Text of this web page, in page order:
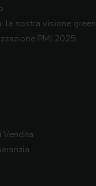
la nostra visione green
PMI 2025
Vendita